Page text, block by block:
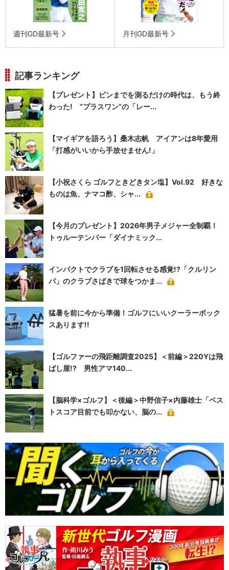
週刊GD最新号 月刊GD最新号
記事ランキング
【プレゼント】ピンまでを測るだけの時代は、もう終
わった! “プラスワン”の「レー...
【マイギアを語ろう】桑木志帆 アイアンは8年愛用
「打感がいいから手放せません!」
【小祝さくら ゴルフときどきタン塩】Vol.92 好きな
ものは魚、ナマコ酢、シャ...
【今月のプレゼント】2026年男子メジャー全制覇！
トゥルーテンパー「ダイナミック...
インパクトでクラブを1回転させる感覚!?「クルリン
パ」のクラブさばきで球をつかま...
猛暑を前に今から準備！ゴルフにいいクーラーボック
スあります!!
【ゴルファーの飛距離調査2025】＜前編＞220Yは飛
ばし屋!? 男性アマ140...
【脳科学×ゴルフ】＜後編＞中野信子×内藤雄士「ベス
トスコア目前でも叩かない、脳の...